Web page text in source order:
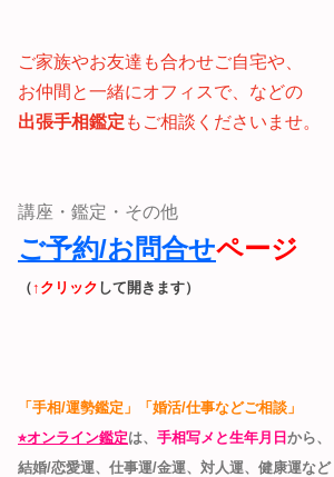
ご家族やお友達も合わせご自宅や、
お仲間と一緒にオフィスで、などの
出張手相鑑定 も ご相談くださいませ。
講座・鑑定・その他
ご予約/お問合せページ
（↑クリック して開きます）
「手相/運勢鑑定」「婚活/仕事などご相談」
⭐︎オンライン鑑定は、 手相写メと生年月日 から、
結婚/恋愛運、仕事運/金運、対人運、健康運など